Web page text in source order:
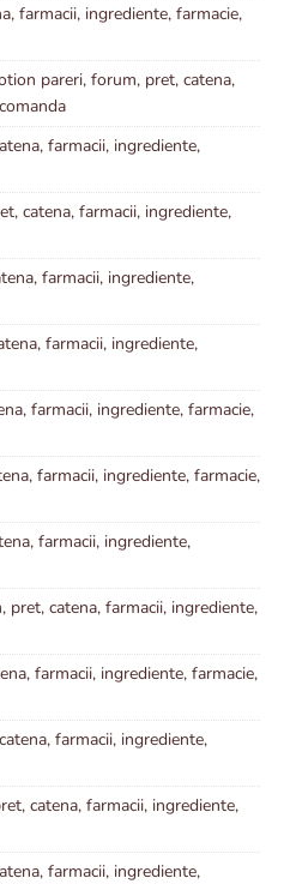
farmacii, ingrediente, farmacie,
pareri, forum, pret, catena,
farmacii, ingrediente,
catena, farmacii, ingrediente,
farmacii, ingrediente,
farmacii, ingrediente,
farmacii, ingrediente, farmacie,
farmacii, ingrediente, farmacie,
farmacii, ingrediente,
catena, farmacii, ingrediente,
farmacii, ingrediente, farmacie,
farmacii, ingrediente,
catena, farmacii, ingrediente,
farmacii, ingrediente,